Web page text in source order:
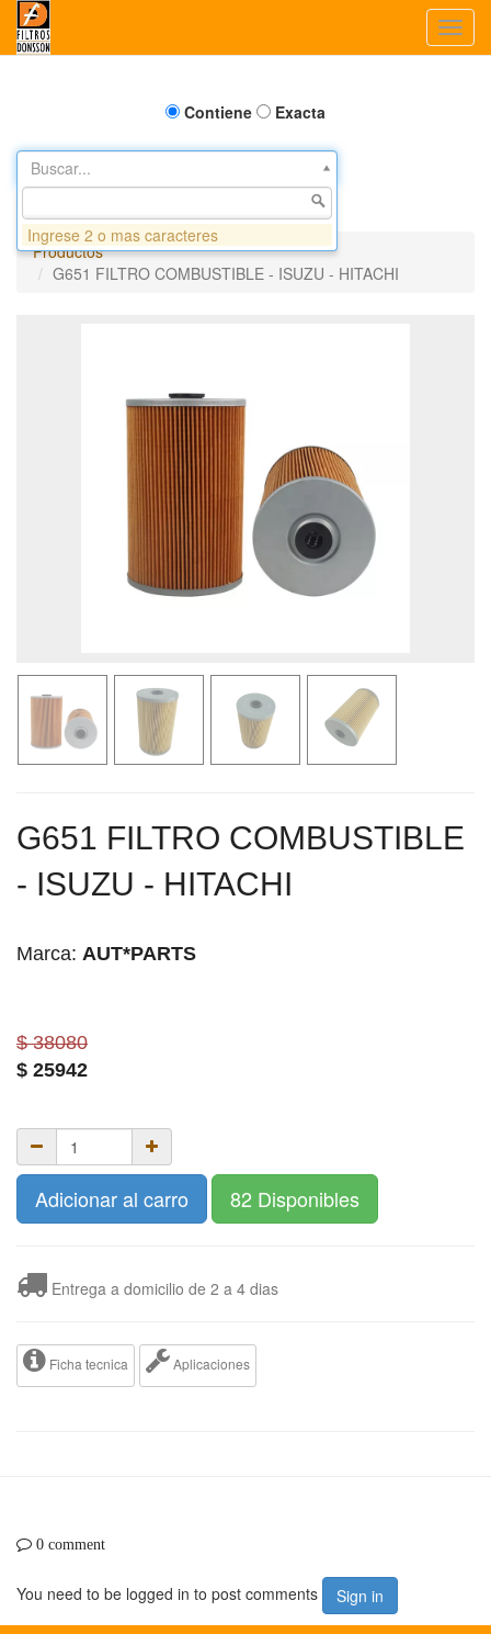
Contiene Exacta
Buscar...
Productos
G651 FILTRO COMBUSTIBLE - ISUZU - HITACHI
G651 FILTRO COMBUSTIBLE
- ISUZU - HITACHI
Marca: AUT*PARTS
$ 38080
$ 25942
Adicionar al carro 82 Disponibles
Entrega a domicilio de 2 a 4 dias
Ficha tecnica Aplicaciones
0 comment
You need to be logged in to post comments Sign in
Ingrese 2 o mas caracteres